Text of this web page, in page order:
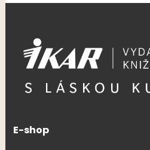
E-shop